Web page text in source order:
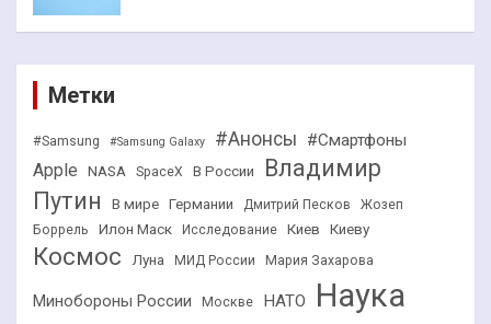
Метки
#Samsung #Samsung Galaxy #Анонсы #Смартфоны
Apple NASA SpaceX В России
Владимир
Путин
В мире Германии Дмитрий Песков
Жозеп
Боррель
Илон Маск Исследование Киев Киеву
Космос Луна МИД России Мария Захарова
Минобороны России Москве НАТО Наука